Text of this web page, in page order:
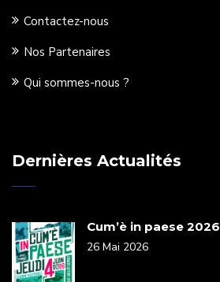
Contactez-nous
Nos Partenaires
Qui sommes-nous ?
Dernières Actualités
Cum’è in paese 2026
26 Mai 2026